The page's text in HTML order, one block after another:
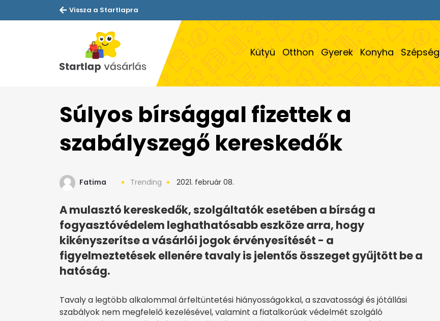
Vissza a Startlapra
Kütyü Otthon Gyerek Konyha Szépség
Súlyos bírsággal fizettek a
szabályszegő kereskedők
Fatima Trending 2021. február 08.
A mulasztó kereskedők, szolgáltatók esetében a bírság a
fogyasztóvédelem leghathatósabb eszköze arra, hogy
kikényszerítse a vásárlói jogok érvényesítését - a
figyelmeztetések ellenére tavaly is jelentős összeget gyűjtött be a
hatóság.
Tavaly a legtöbb alkalommal árfeltüntetési hiányosságokkal, a szavatossági és jótállási
szabályok nem megfelelő kezelésével, valamint a fiatalkorúak védelmét szolgáló